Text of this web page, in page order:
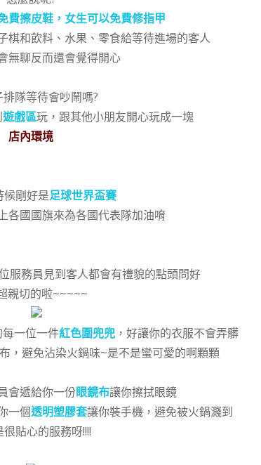
費擦皮鞋，女生可以免費修指甲
棋和飲料、水果、零食給等待進場的客人
無聊反而還會覺得開心
隊等待會吵鬧嗎?
遊戲區玩，跟其他小朋友開心玩成一塊
店內環境
候剛好是足球世界盃賽
各國國旗來為各國代表隊加油唷
服務員見到客人都會有禮貌的點頭問好
親切的啦~~~~~
一位一件紅色圍兜兜 ，好讓你的衣服不會弄髒
，避免沾染火鍋味~是不是蠻可愛的啊顆顆
會遞給你一份眼鏡布讓你擦拭眼鏡
一個透明塑膠套讓你裝手機，避免被火鍋濺到
很貼心的服務呀!!!!